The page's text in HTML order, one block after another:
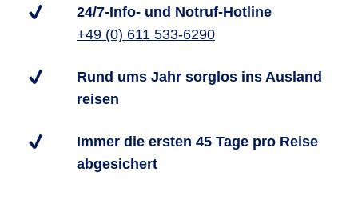
24/7-Info- und Notruf-Hotline
+49 (0) 611 533-6290
Rund ums Jahr sorglos ins Ausland
reisen
Immer die ersten 45 Tage pro Reise
abgesichert